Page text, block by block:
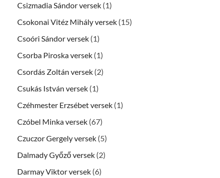
Csizmadia Sándor versek (1)
Csokonai Vitéz Mihály versek (15)
Csoóri Sándor versek (1)
Csorba Piroska versek (1)
Csordás Zoltán versek (2)
Csukás István versek (1)
Czéhmester Erzsébet versek (1)
Czóbel Minka versek (67)
Czuczor Gergely versek (5)
Dalmady Győző versek (2)
Darmay Viktor versek (6)